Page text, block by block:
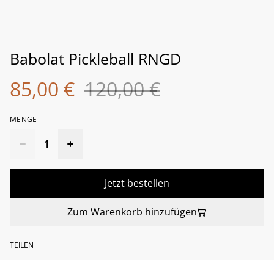
Babolat Pickleball RNGD
85,00 € 120,00 €
MENGE
Jetzt bestellen
Zum Warenkorb hinzufügen
TEILEN